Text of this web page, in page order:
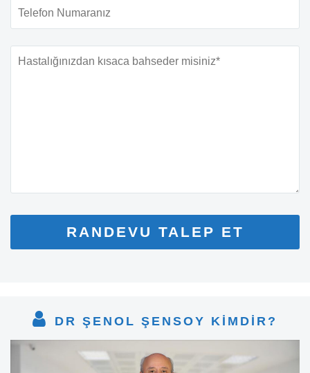
DR ŞENOL ŞENSOY KİMDİR?